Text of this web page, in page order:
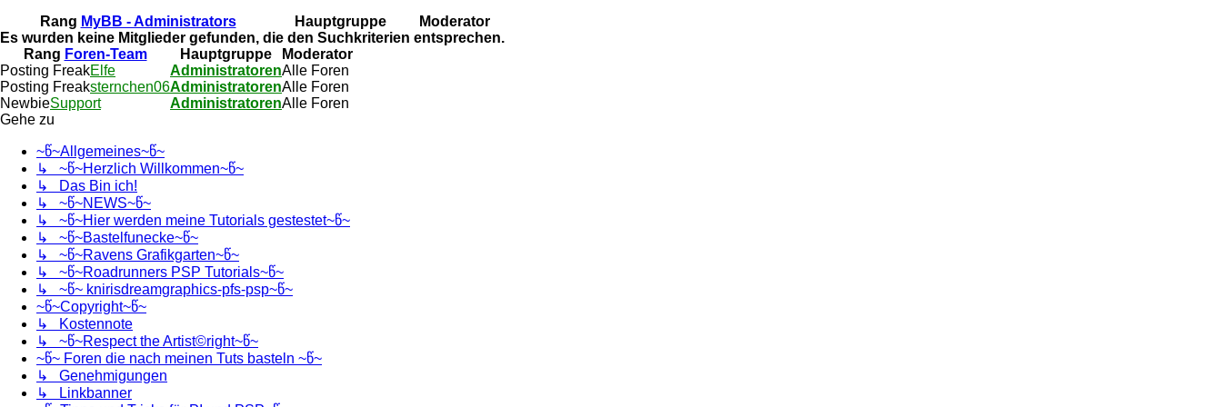
Rang MyBB - Administrators Hauptgruppe
Moderator
Es wurden keine Mitglieder gefunden, die den Suchkriterien entsprechen.
Rang Foren-Team Hauptgruppe
Moderator
Posting FreakElfe AdministratorenAlle Foren
Posting Freaksternchen06AdministratorenAlle Foren
NewbieSupport AdministratorenAlle Foren
Gehe zu
~წ~Allgemeines~წ~
↳ ~წ~Herzlich Willkommen~წ~
↳ Das Bin ich!
↳ ~წ~NEWS~წ~
↳ ~წ~Hier werden meine Tutorials gestestet~წ~
↳ ~წ~Bastelfunecke~წ~
↳ ~წ~Ravens Grafikgarten~წ~
↳ ~წ~Roadrunners PSP Tutorials~წ~
↳ ~წ~ knirisdreamgraphics-pfs-psp~წ~
~წ~Copyright~წ~
↳ Kostennote
↳ ~წ~Respect the Artist©right~წ~
~წ~ Foren die nach meinen Tuts basteln ~წ~
↳ Genehmigungen
↳ Linkbanner